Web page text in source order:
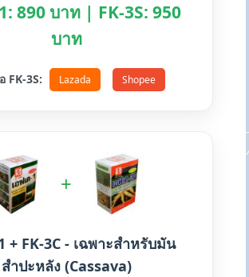
890 บาท | FK-3S: 950
บาท
FK-3S: Lazada Shopee
+
+ FK-3C - เฉพาะสำหรับมัน
สำปะหลัง (Cassava)